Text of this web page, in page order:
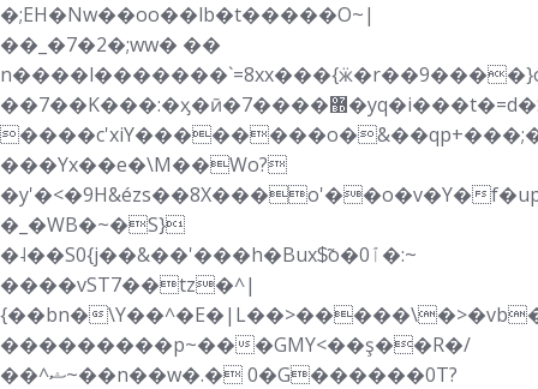
�;EH�Nw��oo��lb�t�����O~|
��_�7�2�;ww� ��
n����l�������`=8xx��
��7��K���:�ӽ�ӣ�7����޽�yq�i���t�=d�S�|9�;���:�޿�����s������f����M�
���Yx��e�\M��Wo?
�y'�<�9H&ézs��8X���o'��o�v�Y�
�_�WB�~�S}
�˨��S0{j��&��'���h�Bux$̃o�ٱ0�:~
����vST7��tz�^|
{��bn�
���������p~���GMY<��ş��R�/
��^ޝ~��n��w�.� 0�G������0T?